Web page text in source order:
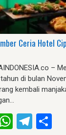
Ceria Hotel
–
di bulan
kembali